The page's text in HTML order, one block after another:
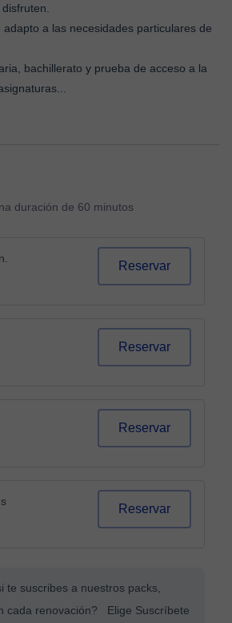
a las necesidades particulares de
bachillerato y prueba de acceso a la
duración de 60 minutos
Reservar
Reservar
Reservar
Reservar
te suscribes a nuestros packs,
cada renovación? Elige Suscríbete